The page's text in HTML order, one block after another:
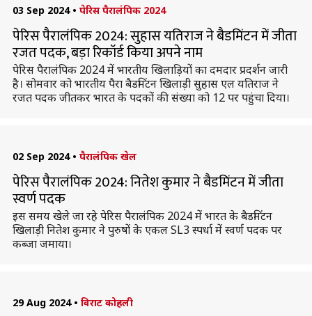
03 Sep 2024 • पेरिस पैरालंपिक 2024
पेरिस पैरालंपिक 2024: सुहास यतिराज ने बैडमिंटन में जीता
रजत पदक, बड़ा रिकॉर्ड किया अपने नाम
पेरिस पैरालंपिक 2024 में भारतीय खिलाड़ियों का दमदार प्रदर्शन जारी
है। सोमवार को भारतीय पैरा बैडमिंटन खिलाड़ी सुहास एल यतिराज ने
रजत पदक जीतकर भारत के पदकों की संख्या को 12 पर पहुंचा दिया।
02 Sep 2024 • पैरालंपिक खेल
पेरिस पैरालंपिक 2024: नितेश कुमार ने बैडमिंटन में जीता
स्वर्ण पदक
इस समय खेले जा रहे पेरिस पैरालंपिक 2024 में भारत के बैडमिंटन
खिलाड़ी नितेश कुमार ने पुरुषों के एकल SL3 स्पर्धा में स्वर्ण पदक पर
कब्जा जमाया।
29 Aug 2024 • विराट कोहली